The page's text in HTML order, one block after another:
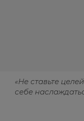
«Не ставьте
себе